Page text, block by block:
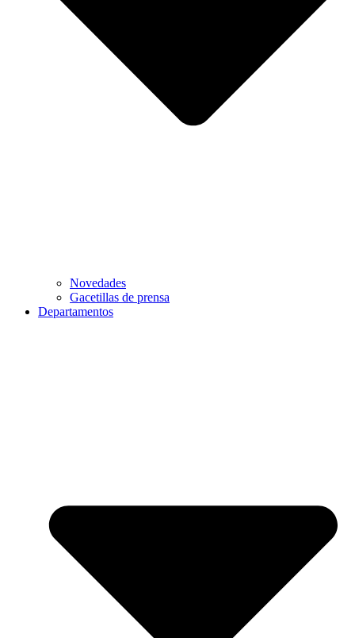
Novedades
Gacetillas de prensa
Departamentos